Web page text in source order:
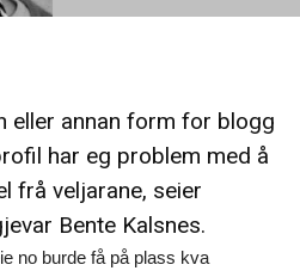
eller annan form for blogg
har eg problem med å
frå veljarane, seier
Bente Kalsnes.
no burde få på plass kva